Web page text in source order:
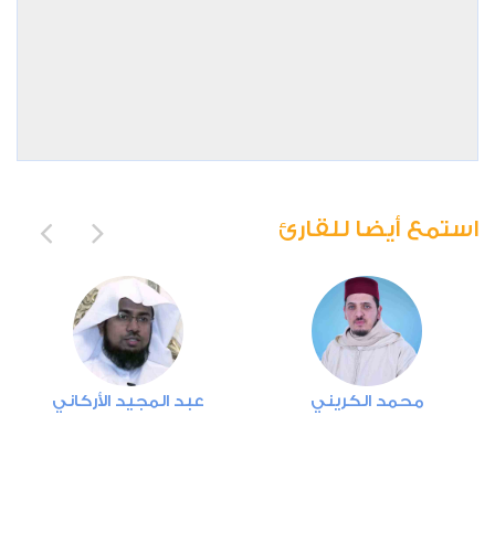
استمع أيضا للقارئ
محمد الكريني عبد المجيد الأركاني